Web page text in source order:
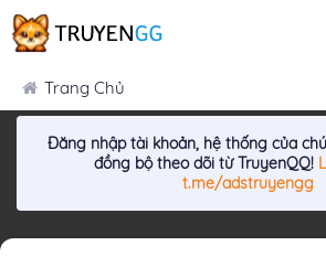
Trang Chủ
Đăng nhập tài khoản, hệ thống của
đồng bộ theo dõi từ TruyenQQ!
t.me/adstruyengg